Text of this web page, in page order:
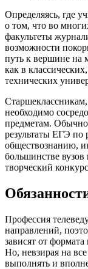
Определяясь, где
о том, что во
факультеты
возможности
путь к вершине на
как в
технических
необходимо
предметам.
результаты ЕГЭ по
обществознанию,
большинстве вузов
творческий
Профессия
направлений,
зависят от
Но, невзирая на
выполнять и